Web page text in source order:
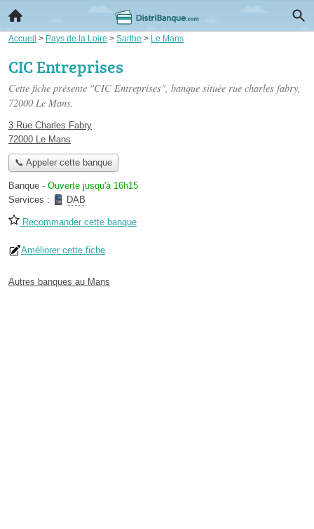
Accueil > Pays de la Loire > Sarthe > Le Mans
CIC Entreprises
Cette fiche présente "CIC Entreprises", banque située rue charles fabry,
72000 Le Mans.
3 Rue Charles Fabry
72000 Le Mans
📞 Appeler cette banque
Banque - Ouverte jusqu'à 16h15
Services :
DAB
Recommander cette banque
Améliorer cette fiche
Autres banques au Mans